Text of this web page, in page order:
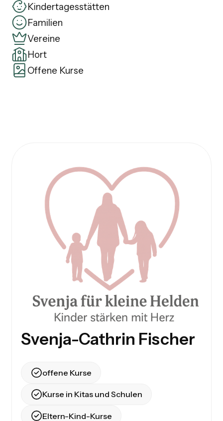
Kindertagesstätten
Familien
Vereine
Hort
Offene Kurse
Svenja-Cathrin Fischer
offene Kurse
Kurse in Kitas und Schulen
Eltern-Kind-Kurse